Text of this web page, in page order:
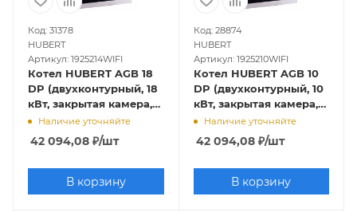
Код: 31378
HUBERT
Артикул: 1925214WIFI
Котел HUBERT AGB 18
DP (двухконтурный, 18
кВт, закрытая камера,
латунная
гидрогруппа), Wi-F
Наличие уточняйте
42 094,08 ₽/шт
В корзину
Код: 28874
HUBERT
Артикул: 1925210WIFI
Котел HUBERT AGB 10
DP (двухконтурный, 10
кВт, закрытая камера,
латунная
гидрогруппа), Wi-F
Наличие уточняйте
42 094,08₽/шт
В корзину